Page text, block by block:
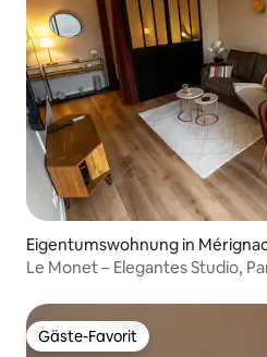
Eigentumswohnung in
Le Monet – Elegantes Studio,
Gäste-Favorit
Gäste-Favorit